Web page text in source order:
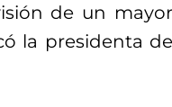
de un mayor
la presidenta de